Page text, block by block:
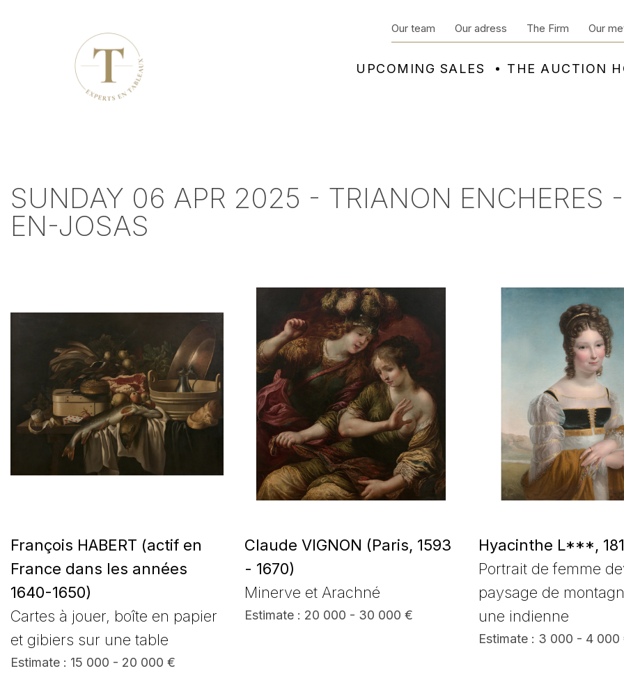
UPCOMING SALES THE AUCTION
Our team Our adress The Firm Our
SUNDAY 06 APR 2025 - TRIANON ENCHERES
EN-JOSAS
François HABERT (actif en
France dans les années
1640-1650)
Cartes à jouer, boîte en papier
et gibiers sur une table
Estimate : 15 000 - 20 000 €
Claude VIGNON (Paris, 1593
- 1670)
Minerve et Arachné
Estimate : 20 000 - 30 000 €
Hyacinthe L***,
Portrait de femme
paysage de
une indienne
Estimate : 3 000 - 4 000